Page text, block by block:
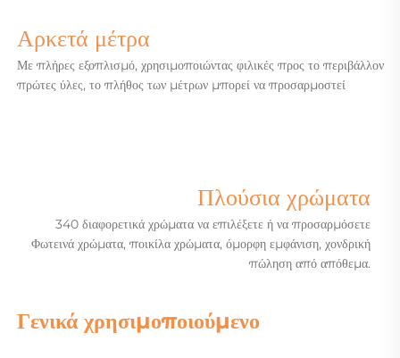
Αρκετά μέτρα
Με πλήρες εξοπλισμό, χρησιμοποιώντας φιλικές προς το περιβάλλον
πρώτες ύλες, το πλήθος των μέτρων μπορεί να προσαρμοστεί
Πλούσια χρώματα
340 διαφορετικά χρώματα να επιλέξετε ή να προσαρμόσετε
Φωτεινά χρώματα, ποικίλα χρώματα, όμορφη εμφάνιση, χονδρική
πώληση από απόθεμα.
Γενικά χρησιμοποιούμενο